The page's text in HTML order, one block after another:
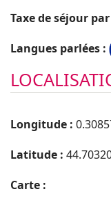
Taxe de séjour
Langues parlées :
Longitude :
Latitude :
Carte :